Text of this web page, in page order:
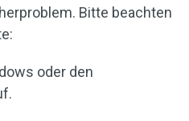
Bitte beachten
oder den